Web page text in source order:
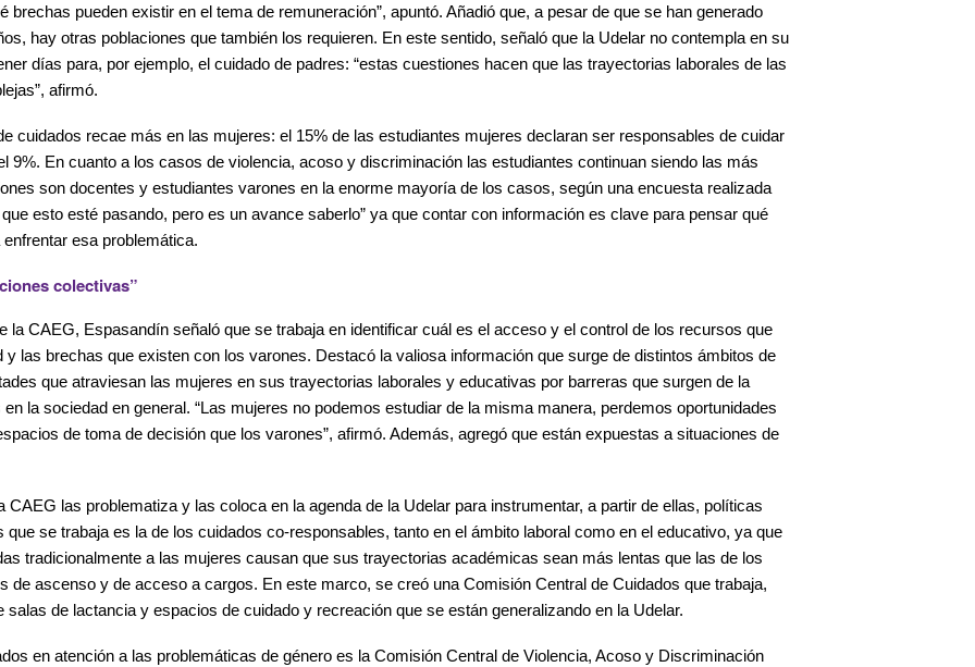
pueden existir en el tema de remuneración”, apuntó. Añadió que, a pesar de que se han generado
hay otras poblaciones que también los requieren. En este sentido, señaló que la Udelar no contempla en su
días para, por ejemplo, el cuidado de padres: “estas cuestiones hacen que las trayectorias laborales de las
afirmó.
cuidados recae más en las mujeres: el 15% de las estudiantes mujeres declaran ser responsables de cuidar
9%. En cuanto a los casos de violencia, acoso y discriminación las estudiantes continuan siendo las más
son docentes y estudiantes varones en la enorme mayoría de los casos, según una encuesta realizada
esto esté pasando, pero es un avance saberlo” ya que contar con información es clave para pensar qué
esa problemática.
colectivas”
la CAEG, Espasandín señaló que se trabaja en identificar cuál es el acceso y el control de los recursos que
las brechas que existen con los varones. Destacó la valiosa información que surge de distintos ámbitos de
que atraviesan las mujeres en sus trayectorias laborales y educativas por barreras que surgen de la
la sociedad en general. “Las mujeres no podemos estudiar de la misma manera, perdemos oportunidades
de toma de decisión que los varones”, afirmó. Además, agregó que están expuestas a situaciones de
CAEG las problematiza y las coloca en la agenda de la Udelar para instrumentar, a partir de ellas, políticas
se trabaja es la de los cuidados co-responsables, tanto en el ámbito laboral como en el educativo, ya que
tradicionalmente a las mujeres causan que sus trayectorias académicas sean más lentas que las de los
de ascenso y de acceso a cargos. En este marco, se creó una Comisión Central de Cuidados que trabaja,
de lactancia y espacios de cuidado y recreación que se están generalizando en la Udelar.
en atención a las problemáticas de género es la Comisión Central de Violencia, Acoso y Discriminación